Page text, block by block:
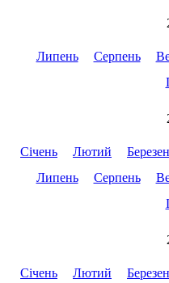
Липень Серпень
Січень Лютий
Липень
Серпень
Січень Лютий